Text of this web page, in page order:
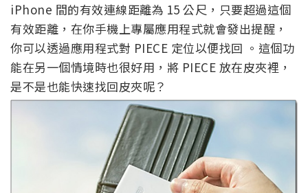
iPhone 間的有效連線距離為 15 公尺，只要超過這個
有效距離，在你手機上專屬應用程式就會發出提醒，
你可以透過應用程式對 PIECE 定位以便找回 。這個功
能在另一個情境時也很好用，將 PIECE 放在皮夾裡，
是不是也能快速找回皮夾呢？